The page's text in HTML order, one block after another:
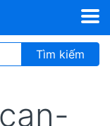
Tìm kiếm